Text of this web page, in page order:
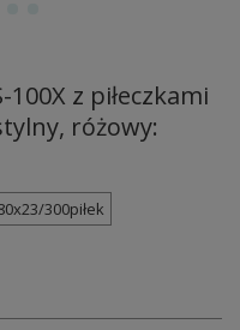
100X z piłeczkami
różowy:
300piłek